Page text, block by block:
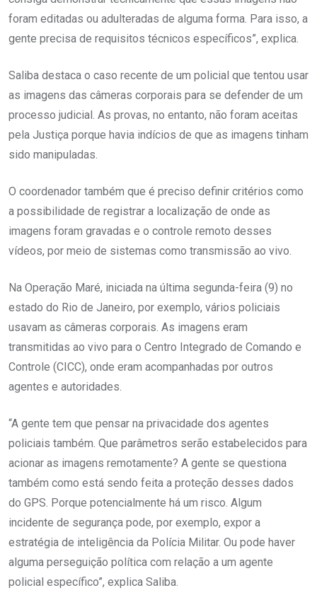
foram editadas ou adulteradas de alguma forma. Para isso, a
gente precisa de requisitos técnicos específicos”, explica.
Saliba destaca o caso recente de um policial que tentou usar
as imagens das câmeras corporais para se defender de um
processo judicial. As provas, no entanto, não foram aceitas
pela Justiça porque havia indícios de que as imagens tinham
sido manipuladas.
O coordenador também que é preciso definir critérios como
a possibilidade de registrar a localização de onde as
imagens foram gravadas e o controle remoto desses
vídeos, por meio de sistemas como transmissão ao vivo.
Na Operação Maré, iniciada na última segunda-feira (9) no
estado do Rio de Janeiro, por exemplo, vários policiais
usavam as câmeras corporais. As imagens eram
transmitidas ao vivo para o Centro Integrado de Comando e
Controle (CICC), onde eram acompanhadas por outros
agentes e autoridades.
“A gente tem que pensar na privacidade dos agentes
policiais também. Que parâmetros serão estabelecidos para
acionar as imagens remotamente? A gente se questiona
também como está sendo feita a proteção desses dados
do GPS. Porque potencialmente há um risco. Algum
incidente de segurança pode, por exemplo, expor a
estratégia de inteligência da Polícia Militar. Ou pode haver
alguma perseguição política com relação a um agente
policial específico”, explica Saliba.